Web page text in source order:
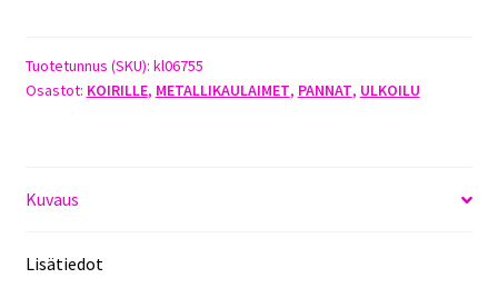
3MM
määrä
Tuotetunnus (SKU): kl06755
Osastot: KOIRILLE, METALLIKAULAIMET, PANNAT, ULKOILU
Kuvaus
Lisätiedot